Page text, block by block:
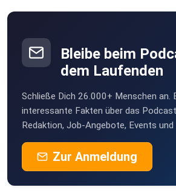
Bleibe beim
dem Laufenden
Schließe Dich 26.000+ Menschen an.
interessante Fakten über das
Redaktion, Job-Angebote, Events und
Zur Anmeldung